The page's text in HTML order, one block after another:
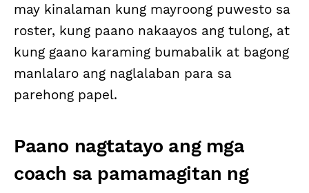
may kinalaman kung mayroong puwesto sa
roster, kung paano nakaayos ang tulong, at
kung gaano karaming bumabalik at bagong
manlalaro ang naglalaban para sa
parehong papel.
Paano nagtatayo ang mga
coach sa pamamagitan ng